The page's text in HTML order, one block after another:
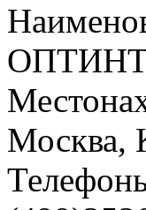
Москва,